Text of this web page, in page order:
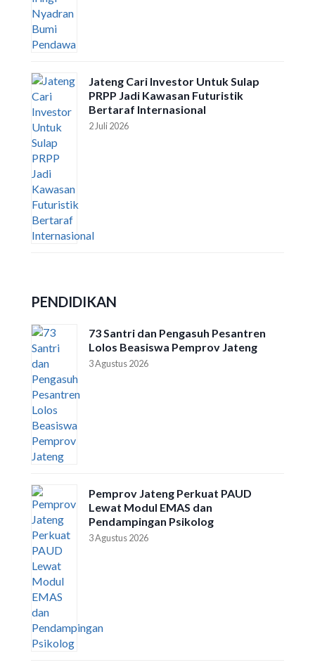
Jateng Cari Investor Untuk Sulap
PRPP Jadi Kawasan Futuristik
Bertaraf Internasional
2 Juli 2026
PENDIDIKAN
73 Santri dan Pengasuh Pesantren
Lolos Beasiswa Pemprov Jateng
3 Agustus 2026
Pemprov Jateng Perkuat PAUD
Lewat Modul EMAS dan
Pendampingan Psikolog
3 Agustus 2026